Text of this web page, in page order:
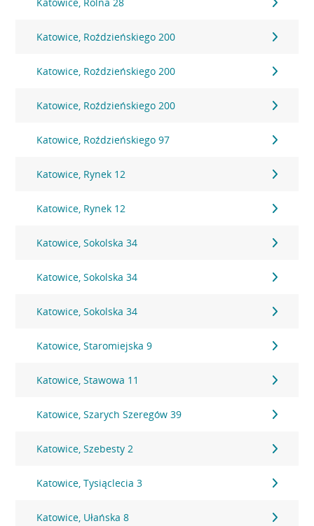
Katowice, Roździeńskiego 200
Katowice, Roździeńskiego 200
Katowice, Roździeńskiego 200
Katowice, Roździeńskiego 97
Katowice, Rynek 12
Katowice, Rynek 12
Katowice, Sokolska 34
Katowice, Sokolska 34
Katowice, Sokolska 34
Katowice, Staromiejska 9
Katowice, Stawowa 11
Katowice, Szarych Szeregów 39
Katowice, Szebesty 2
Katowice, Tysiąclecia 3
Katowice, Ułańska 8